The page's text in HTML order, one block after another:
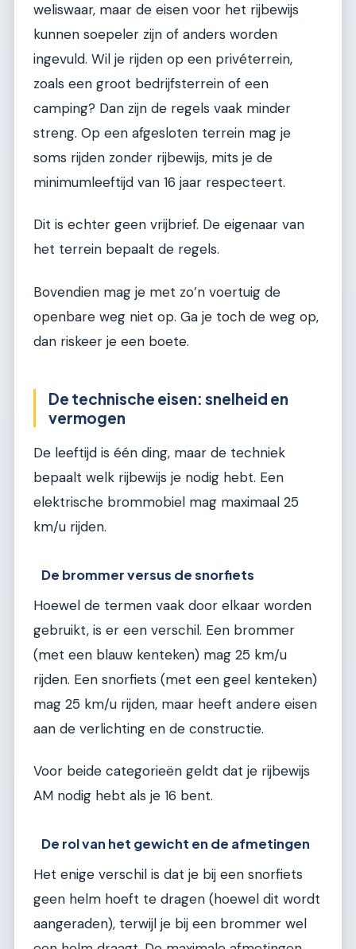
weliswaar, maar de eisen voor het rijbewijs
kunnen soepeler zijn of anders worden
ingevuld. Wil je rijden op een privéterrein,
zoals een groot bedrijfsterrein of een
camping? Dan zijn de regels vaak minder
streng. Op een afgesloten terrein mag je
soms rijden zonder rijbewijs, mits je de
minimumleeftijd van 16 jaar respecteert.
Dit is echter geen vrijbrief. De eigenaar van
het terrein bepaalt de regels.
Bovendien mag je met zo’n voertuig de
openbare weg niet op. Ga je toch de weg op,
dan riskeer je een boete.
De technische eisen: snelheid en
vermogen
De leeftijd is één ding, maar de techniek
bepaalt welk rijbewijs je nodig hebt. Een
elektrische brommobiel mag maximaal 25
km/u rijden.
De brommer versus de snorfiets
Hoewel de termen vaak door elkaar worden
gebruikt, is er een verschil. Een brommer
(met een blauw kenteken) mag 25 km/u
rijden. Een snorfiets (met een geel kenteken)
mag 25 km/u rijden, maar heeft andere eisen
aan de verlichting en de constructie.
Voor beide categorieën geldt dat je rijbewijs
AM nodig hebt als je 16 bent.
De rol van het gewicht en de afmetingen
Het enige verschil is dat je bij een snorfiets
geen helm hoeft te dragen (hoewel dit wordt
aangeraden), terwijl je bij een brommer wel